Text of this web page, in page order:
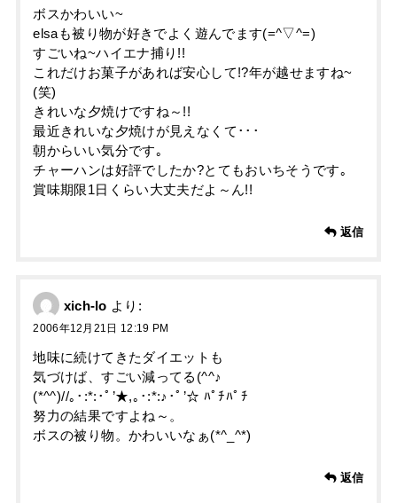
ボスかわいい~
elsaも被り物が好きでよく遊んでます(=^▽^=)
すごいね~ハイエナ捕り!!
これだけお菓子があれば安心して!?年が越せますね~
(笑)
きれいな夕焼けですね～!!
最近きれいな夕焼けが見えなくて･･･
朝からいい気分です｡
チャーハンは好評でしたか?とてもおいちそうです｡
賞味期限1日くらい大丈夫だよ～ん!!
返信
xich-lo より:
2006年12月21日 12:19 PM
地味に続けてきたダイエットも
気づけば、すごい減ってる(^^♪
(*^^)//｡･:*:･ﾟ’★,｡･:*:♪･ﾟ’☆ ﾊﾟﾁﾊﾟﾁ
努力の結果ですよね～。
ボスの被り物。かわいいなぁ(*^_^*)
返信